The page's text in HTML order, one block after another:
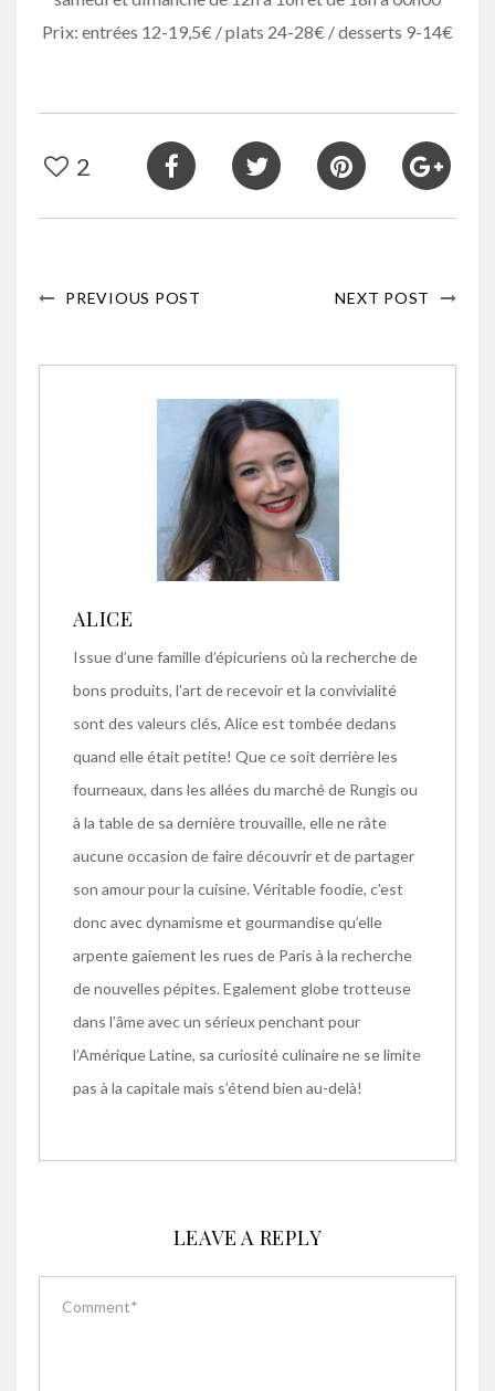
Prix: entrées 12-19,5€ / plats 24-28€ / desserts 9-14€
2
PREVIOUS POST NEXT POST
ALICE
Issue d’une famille d’épicuriens où la recherche de
bons produits, l’art de recevoir et la convivialité
sont des valeurs clés, Alice est tombée dedans
quand elle était petite! Que ce soit derrière les
fourneaux, dans les allées du marché de Rungis ou
à la table de sa dernière trouvaille, elle ne râte
aucune occasion de faire découvrir et de partager
son amour pour la cuisine. Véritable foodie, c’est
donc avec dynamisme et gourmandise qu’elle
arpente gaiement les rues de Paris à la recherche
de nouvelles pépites. Egalement globe trotteuse
dans l’âme avec un sérieux penchant pour
l’Amérique Latine, sa curiosité culinaire ne se limite
pas à la capitale mais s’étend bien au-delà!
LEAVE A REPLY